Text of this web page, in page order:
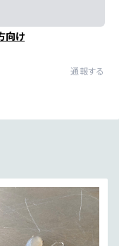
向け
通報する